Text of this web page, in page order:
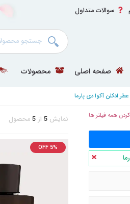
سوالات متداول
صفحه اصلی محصولات
عطر ادکلن آکوا دی پارما
نمایش 5 از 5 محصول
OFF 5%
همه فیلتر ها